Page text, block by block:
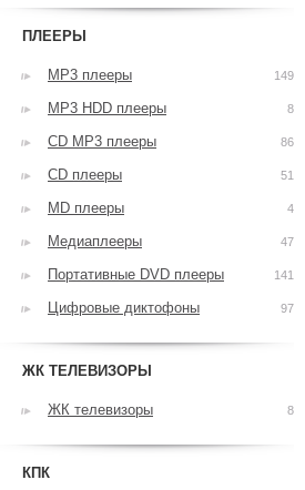
ПЛЕЕРЫ
MP3 плееры 149
MP3 HDD плееры 8
CD MP3 плееры 86
CD плееры 51
MD плееры 4
Медиаплееры 47
Портативные DVD плееры 141
Цифровые диктофоны 97
ЖК ТЕЛЕВИЗОРЫ
ЖК телевизоры 8
КПК